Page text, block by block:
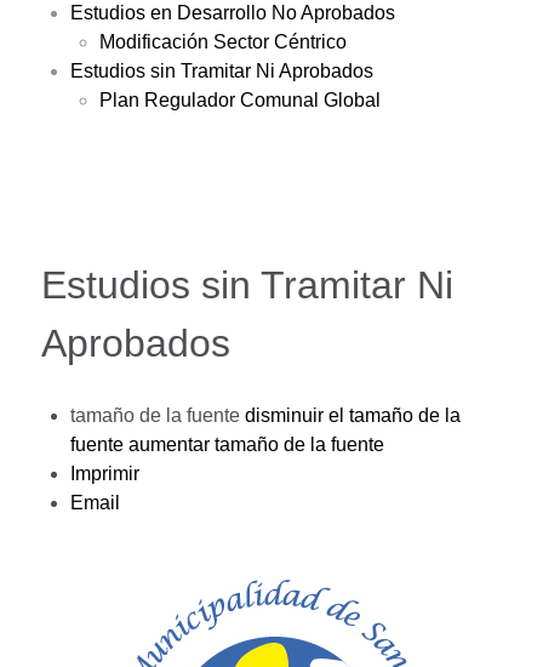
Estudios en Desarrollo No Aprobados
Modificación Sector Céntrico
Estudios sin Tramitar Ni Aprobados
Plan Regulador Comunal Global
Estudios sin Tramitar Ni
Aprobados
tamaño de la fuente disminuir el tamaño de la
fuente aumentar tamaño de la fuente
Imprimir
Email